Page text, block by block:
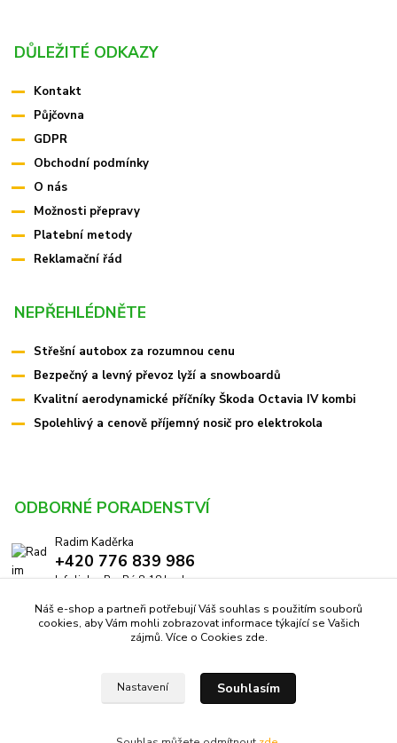
DŮLEŽITÉ ODKAZY
Kontakt
Půjčovna
GDPR
Obchodní podmínky
O nás
Možnosti přepravy
Platební metody
Reklamační řád
NEPŘEHLÉDNĚTE
Střešní autobox za rozumnou cenu
Bezpečný a levný převoz lyží a snowboardů
Kvalitní aerodynamické příčníky Škoda Octavia IV kombi
Spolehlivý a cenově příjemný nosič pro elektrokola
ODBORNÉ PORADENSTVÍ
Radim Kaděrka
+420 776 839 986
Infolinka: Po-Pá 8-18 hod.
info@pricniky.cz
Specialisté na nosiče // Webdesign
Náš e-shop a partneři potřebují Váš souhlas s použitím souborů
cookies, aby Vám mohli zobrazovat informace týkající se Vašich
zájmů. Více o Cookies zde.
Nastavení Souhlasím